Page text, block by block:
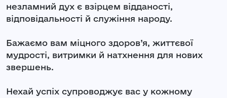
незламний дух є взірцем відданості,
відповідальності й служіння народу.
Бажаємо вам міцного здоров’я, життєвої
мудрості, витримки й натхнення для нових
звершень.
Нехай успіх супроводжує вас у кожному